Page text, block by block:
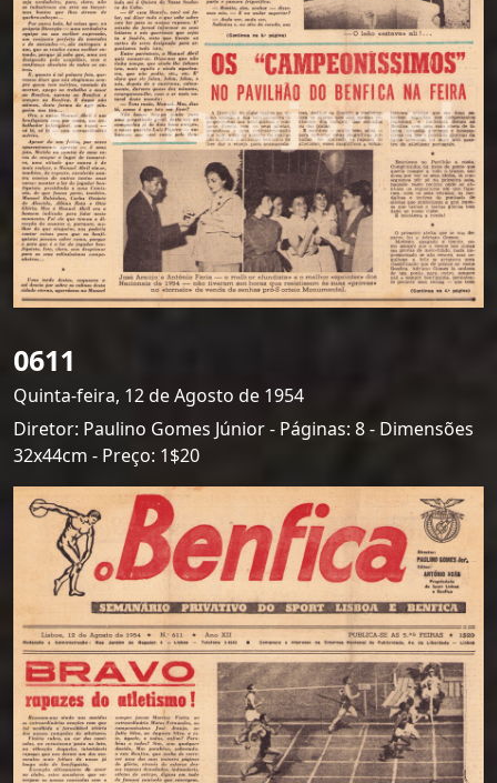
0611
Quinta-feira, 12 de Agosto de 1954
Diretor: Paulino Gomes Júnior - Páginas: 8 - Dimensões
32x44cm - Preço: 1$20